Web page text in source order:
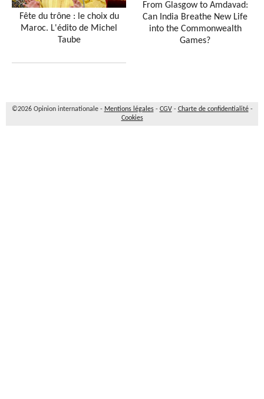
Fête du trône : le choix du
Maroc. L'édito de Michel
Taube
From Glasgow to Amdavad:
Can India Breathe New Life
into the Commonwealth
Games?
©2026 Opinion internationale - Mentions légales- CGV- Charte de confidentialité-
Cookies